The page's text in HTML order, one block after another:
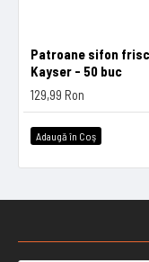
Patroane sifon
Kayser - 50 buc
129,99 Ron
Adaugă în Coş